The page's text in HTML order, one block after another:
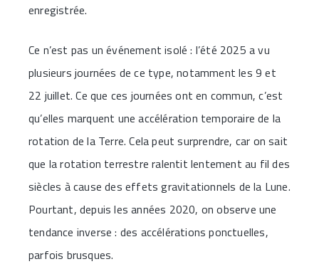
enregistrée.
Ce n’est pas un événement isolé : l’été 2025 a vu
plusieurs journées de ce type, notamment les 9 et
22 juillet. Ce que ces journées ont en commun, c’est
qu’elles marquent une accélération temporaire de la
rotation de la Terre. Cela peut surprendre, car on sait
que la rotation terrestre ralentit lentement au fil des
siècles à cause des effets gravitationnels de la Lune.
Pourtant, depuis les années 2020, on observe une
tendance inverse : des accélérations ponctuelles,
parfois brusques.